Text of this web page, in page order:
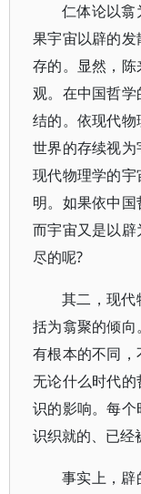
仁体论以翕
果宇宙以辟的
存的。显然，
观。在中国哲
结的。依现代
世界的存续视
现代物理学的
明。如果依中
而宇宙又是以
尽的呢?
其二，现代
括为翕聚的倾
有根本的不同
无论什么时代
识的影响。每
识织就的、已经
事实上，辟